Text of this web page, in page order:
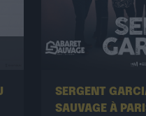
SERGENT
SAUVAGE À